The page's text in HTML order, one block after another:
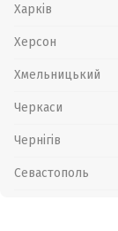
Харків
Херсон
Хмельницький
Черкаси
Чернігів
Севастополь